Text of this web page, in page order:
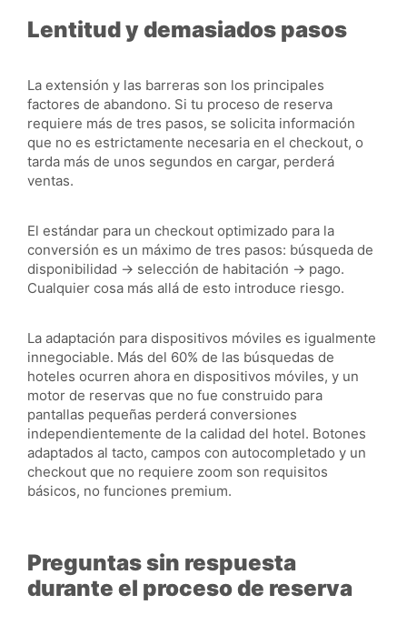
Lentitud y demasiados pasos
La extensión y las barreras son los principales
factores de abandono. Si tu proceso de reserva
requiere más de tres pasos, se solicita información
que no es estrictamente necesaria en el checkout, o
tarda más de unos segundos en cargar, perderá
ventas.
El estándar para un checkout optimizado para la
conversión es un máximo de tres pasos: búsqueda de
disponibilidad → selección de habitación → pago.
Cualquier cosa más allá de esto introduce riesgo.
La adaptación para dispositivos móviles es igualmente
innegociable. Más del 60% de las búsquedas de
hoteles ocurren ahora en dispositivos móviles, y un
motor de reservas que no fue construido para
pantallas pequeñas perderá conversiones
independientemente de la calidad del hotel. Botones
adaptados al tacto, campos con autocompletado y un
checkout que no requiere zoom son requisitos
básicos, no funciones premium.
Preguntas sin respuesta
durante el proceso de reserva